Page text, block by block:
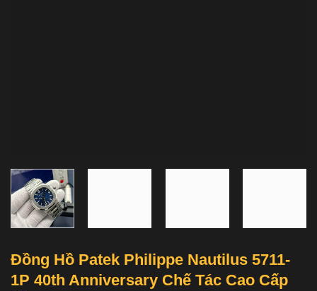
Đồng Hồ Patek Philippe Nautilus 5711-
1P 40th Anniversary Chế Tác Cao Cấp